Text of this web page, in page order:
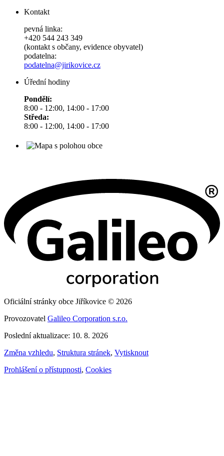
Kontakt
pevná linka:
+420 544 243 349
(kontakt s občany, evidence obyvatel)
podatelna:
podatelna@jirikovice.cz
Úřední hodiny
Pondělí:
8:00 - 12:00, 14:00 - 17:00
Středa:
8:00 - 12:00, 14:00 - 17:00
Oficiální stránky obce Jiříkovice © 2026
Provozovatel Galileo Corporation s.r.o.
Poslední aktualizace: 10. 8. 2026
Změna vzhledu, Struktura stránek, Vytisknout
Prohlášení o přístupnosti, Cookies